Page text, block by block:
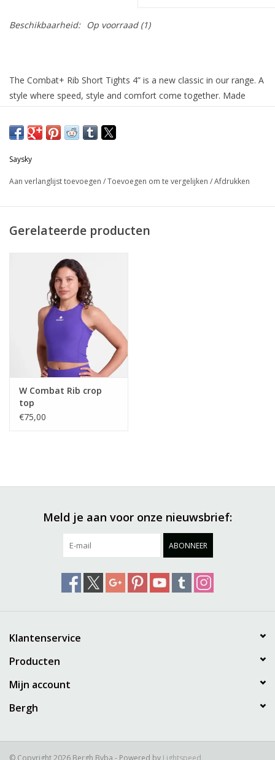
Beschikbaarheid: Op voorraad(1)
The Combat+ Rib Short Tights 4” is a new classic in our range. A
style where speed, style and comfort come together. Made
and support, they feel light yet stable in motion. With a shorter
cut for freedom of movement and streamlined details like a
seamless front, they’re perfect for any run and pace.
Saysky
Aan verlanglijst toevoegen /Toevoegen om te vergelijken /Afdrukken
Gerelateerde producten
W Combat Rib crop
top
€75,00
Meld je aan voor onze nieuwsbrief:
ABONNEER
Klantenservice
Producten
Mijn account
Bergh
© Copyright 2026 Bergh Bvba - Powered by Lightspeed